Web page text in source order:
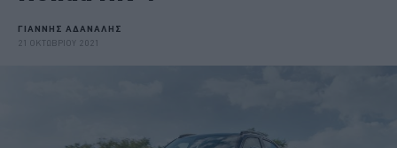
ΓΙΑΝΝΗΣ ΑΔΑΝΑΛΗΣ
21 ΟΚΤΩΒΡΙΟΥ 2021